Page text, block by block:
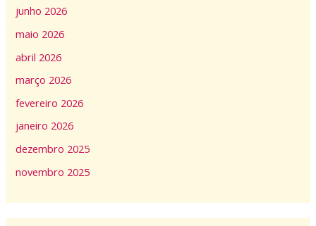
junho 2026
maio 2026
abril 2026
março 2026
fevereiro 2026
janeiro 2026
dezembro 2025
novembro 2025